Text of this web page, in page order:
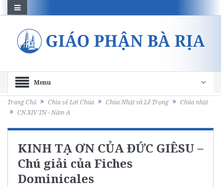
Menu
Trang Chủ Chia sẻ Lời Chúa Chúa Nhật và Lễ Trọng
Chúa nhật
CN XIV TN - Năm A
KINH TẠ ƠN CỦA ĐỨC GIÊSU –
Chú giải của Fiches
Dominicales